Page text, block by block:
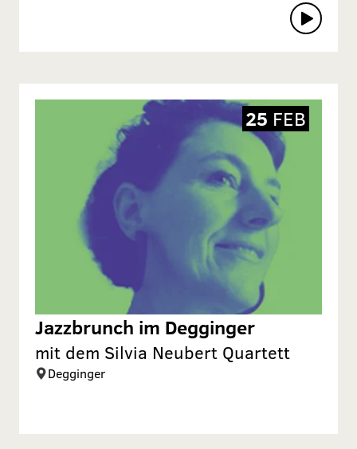
Jazzbrunch im Degginger
mit dem Silvia Neubert Quartett
Degginger
25 FEB